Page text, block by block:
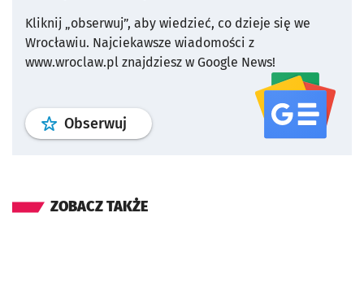
Kliknij „obserwuj”, aby wiedzieć, co dzieje się we
Wrocławiu. Najciekawsze wiadomości z
www.wroclaw.pl znajdziesz w Google News!
Obserwuj profil serwisu
ZOBACZ TAKŻE